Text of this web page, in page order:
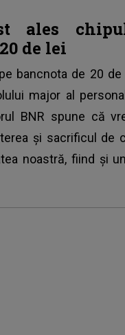
ales
de lei
bancnota de 20
major al
BNR spune că
şi sacrificul de
noastră, fiind şi